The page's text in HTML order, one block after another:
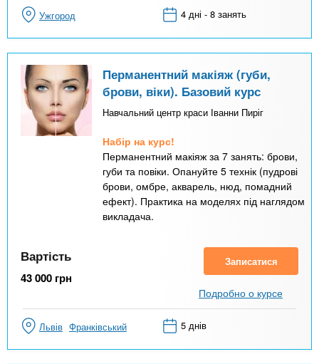
Ужгород 4 дні - 8 занять
Перманентний макіяж (губи,
брови, віки). Базовий курс
Навчальний центр краси Іванни Пиріг
Набір на курс!
Перманентний макіяж за 7 занять: брови,
губи та повіки. Опануйте 5 технік (пудрові
брови, омбре, акварель, нюд, помадний
ефект). Практика на моделях під наглядом
викладача.
Вартість
43 000 грн
Записатися
Подробно о курсе
Львів Франківський 5 днів